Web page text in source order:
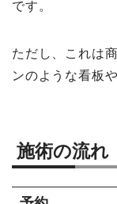
です。
ただし、これは
ンのような看板
施術の流れ